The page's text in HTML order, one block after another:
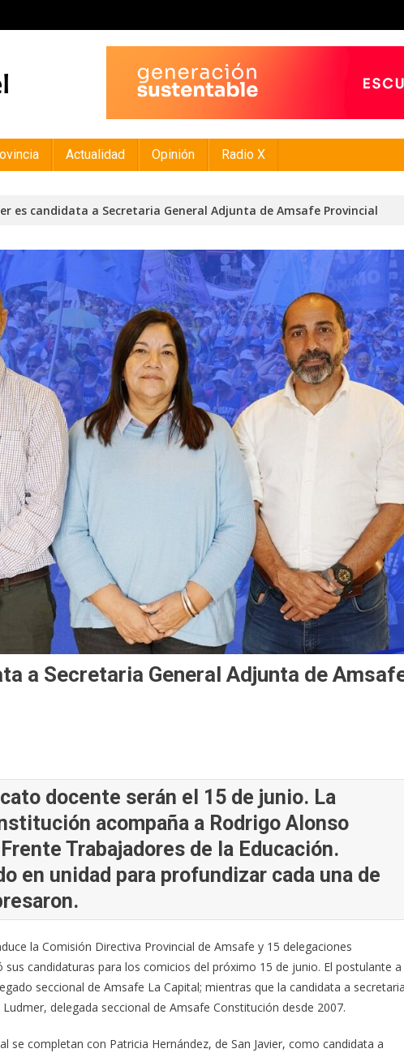
Actualidad Opinión Radio X
es candidata a Secretaria General Adjunta de Amsafe Provincial
a Secretaria General Adjunta de
docente serán el 15 de junio. La
acompaña a Rodrigo Alonso
Trabajadores de la Educación.
en unidad para profundizar cada una de
la Comisión Directiva Provincial de Amsafe y 15 delegaciones
candidaturas para los comicios del próximo 15 de junio. El postulante a
seccional de Amsafe La Capital; mientras que la candidata a secretaria
delegada seccional de Amsafe Constitución desde 2007.
se completan con Patricia Hernández, de San Javier, como candidata a